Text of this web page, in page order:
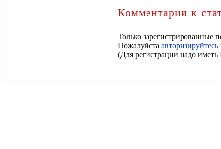
Комментарии к
Только зарегистрированные
Пожалуйста авторизируйтесь
(Для регистрации надо